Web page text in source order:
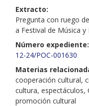
Extracto:
Pregunta con ruego
a Festival de Música y
Número expediente:
12-24/POC-001630
Materias
cooperación cultural,
cultura, espectáculos,
promoción cultural